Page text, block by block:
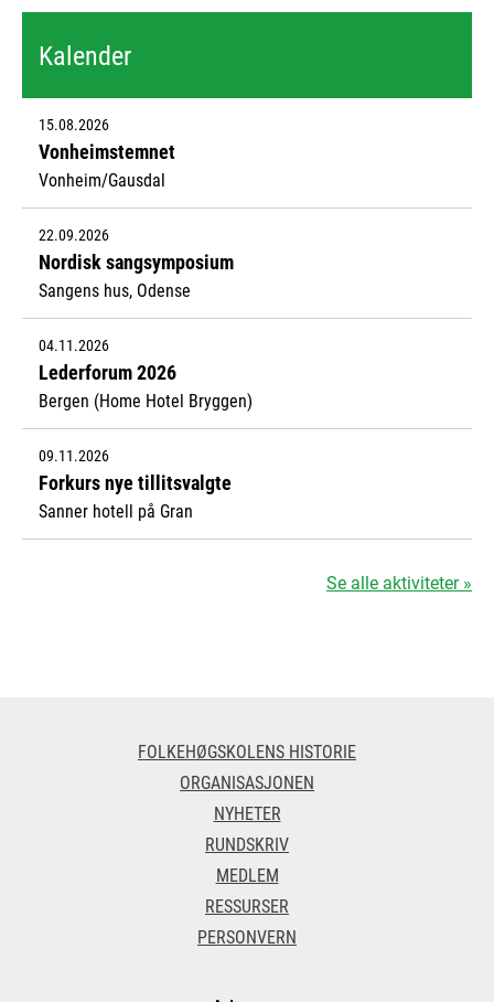
Kalender
15.08.2026
Vonheimstemnet
Vonheim/Gausdal
22.09.2026
Nordisk sangsymposium
Sangens hus, Odense
04.11.2026
Lederforum 2026
Bergen (Home Hotel Bryggen)
09.11.2026
Forkurs nye tillitsvalgte
Sanner hotell på Gran
Se alle aktiviteter »
FOLKEHØGSKOLENS HISTORIE
ORGANISASJONEN
NYHETER
RUNDSKRIV
MEDLEM
RESSURSER
PERSONVERN